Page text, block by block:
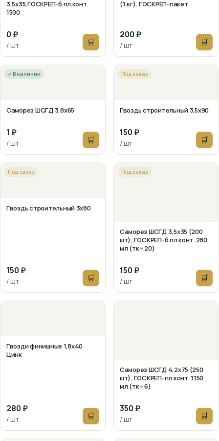
3,5х35,ГОСКРЕП-б.пл.конт.
1500
0 ₽
/ шт 🛒
(1 кг), ГОСКРЕП-пакет
200 ₽
/ шт 🛒
✓ В наличии
Саморез ШСГД 3,8х65
1 ₽
/ шт 🛒
Под заказ
Гвоздь строительный 3.5х90
150 ₽
/ шт 🛒
Под заказ
Гвоздь строительный 3х80
150 ₽
/ шт 🛒
Под заказ
Саморез ШСГД 3,5х35 (200
шт), ГОСКРЕП-б.пл.конт. 280
мл (тк=20)
150 ₽
/ шт 🛒
Гвозди финишные 1,8х40
Цинк
280 ₽
/ шт 🛒
Саморез ШСГД 4,2х75 (250
шт), ГОСКРЕП-пл.конт. 1150
мл (тк=6)
350 ₽
/ шт 🛒